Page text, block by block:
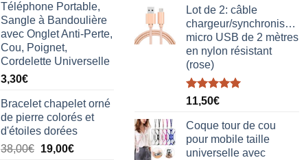
Téléphone Portable,
Sangle à Bandoulière
avec Onglet Anti-Perte,
Cou, Poignet,
Cordelette Universelle
3,30€
Bracelet chapelet orné
de pierre colorés et
d'étoiles dorées
38,00€ Le
19,00€Le
Lot de 2: câble
chargeur/synchronisation
micro USB de 2 mètres
en nylon résistant
(rose)
Note5.00
11,50€
Coque tour de cou
pour mobile taille
universelle avec